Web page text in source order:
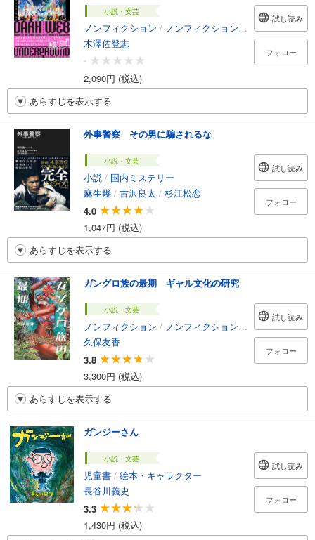
小説・文芸
ノンフィクション / ノンフィクション・ドキュメンタリー
木澤佐登志
-
2,090円 (税込)
試し読み
フォロー
あらすじを表示する
外事警察 その男に騙されるな
小説・文芸
小説 / 国内ミステリー
麻生幾 / 古沢良太 / 杉江松恋
4.0
1,047円 (税込)
試し読み
フォロー
あらすじを表示する
ガングロ族の最期 ギャル文化の研究
小説・文芸
ノンフィクション / ノンフィクション・ドキュメンタリー
久保友香
3.8
3,300円 (税込)
試し読み
フォロー
あらすじを表示する
ガンジーさん
小説・文芸
児童書 / 絵本・キャラクター
長谷川義史
3.3
1,430円 (税込)
試し読み
フォロー